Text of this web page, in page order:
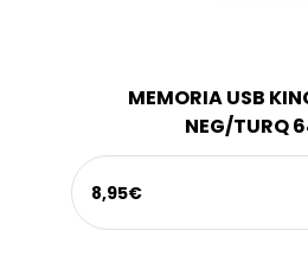
MEMORIA USB
NEG/TURQ
8,95€